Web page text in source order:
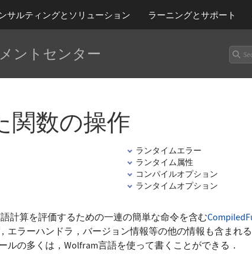
サルティングとソリューション ラーニングとサポート
ントセンター
関数の操作
ランタイムエラー
ランタイム属性
コンパイルオプション
ランタイムオプション
計算を評価するための一連の簡単な命令を含む
エラーハンドラ，バージョン情報等の他の情報も含まれ
の多くは，Wolfram言語を使って書くことができる．